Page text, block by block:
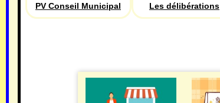
PV Conseil Municipal Les délibérations